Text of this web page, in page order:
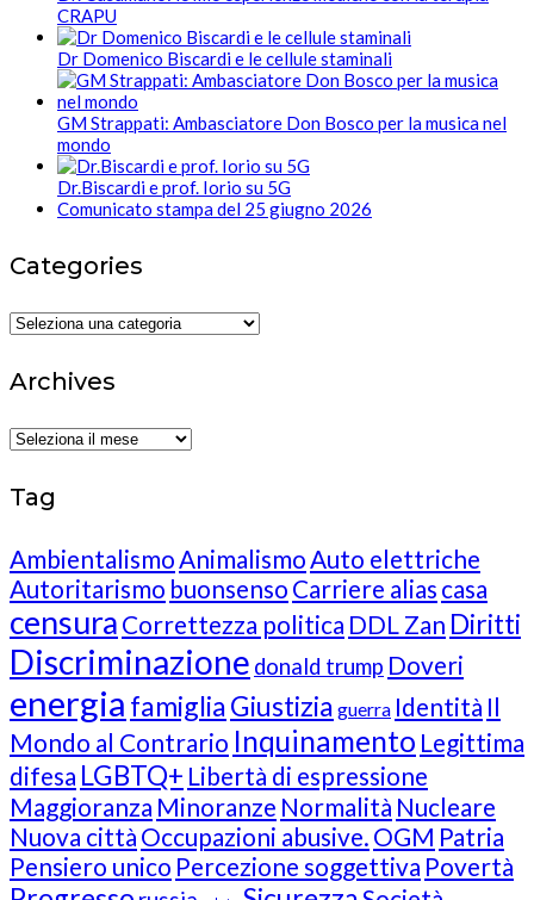
CRAPU
Dr Domenico Biscardi e le cellule staminali
GM Strappati: Ambasciatore Don Bosco per la musica nel
mondo
Dr.Biscardi e prof. Iorio su 5G
Comunicato stampa del 25 giugno 2026
Categories
Categories
Archives
Archives
Tag
Ambientalismo Animalismo Auto elettriche
Autoritarismo buonsenso Carriere alias casa
censura Correttezza politica DDL Zan Diritti
Discriminazione donald trump Doveri
energia famigliaGiustizia guerra Identità Il
Mondo al Contrario Inquinamento Legittima
difesa LGBTQ+ Libertà di espressione
Maggioranza Minoranze Normalità Nucleare
Nuova città Occupazioni abusive. OGM Patria
Pensiero unico Percezione soggettiva Povertà